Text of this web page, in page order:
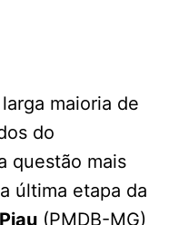
maioria de
do
questão mais
última etapa da
(PMDB-MG)